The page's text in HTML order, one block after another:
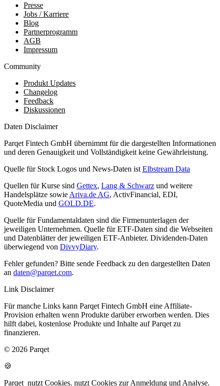
Presse
Jobs / Karriere
Blog
Partnerprogramm
AGB
Impressum
Community
Produkt Updates
Changelog
Feedback
Diskussionen
Daten Disclaimer
Parqet Fintech GmbH übernimmt für die dargestellten Informationen
und deren Genauigkeit und Vollständigkeit keine Gewährleistung.
Quelle für Stock Logos und News-Daten ist Elbstream Data
Quellen für Kurse sind Gettex, Lang & Schwarz und weitere
Handelsplätze sowie Ariva.de AG, ActivFinancial, EDI,
QuoteMedia und GOLD.DE.
Quelle für Fundamentaldaten sind die Firmenunterlagen der
jeweiligen Unternehmen. Quelle für ETF-Daten sind die Webseiten
und Datenblätter der jeweiligen ETF-Anbieter. Dividenden-Daten
überwiegend von DivvyDiary.
Fehler gefunden? Bitte sende Feedback zu den dargestellten Daten
an daten@parqet.com.
Link Disclaimer
Für manche Links kann Parqet Fintech GmbH eine Affiliate-
Provision erhalten wenn Produkte darüber erworben werden. Dies
hilft dabei, kostenlose Produkte und Inhalte auf Parqet zu
finanzieren.
© 2026 Parqet
🍪
Parqet nutzt Cookies. nutzt Cookies zur Anmeldung und Analyse.